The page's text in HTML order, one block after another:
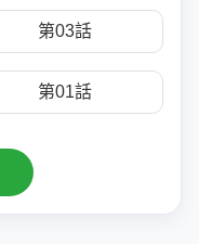
第03話
第01話